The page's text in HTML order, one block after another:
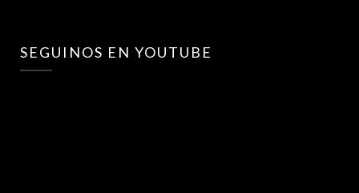
SEGUINOS EN YOUTUBE